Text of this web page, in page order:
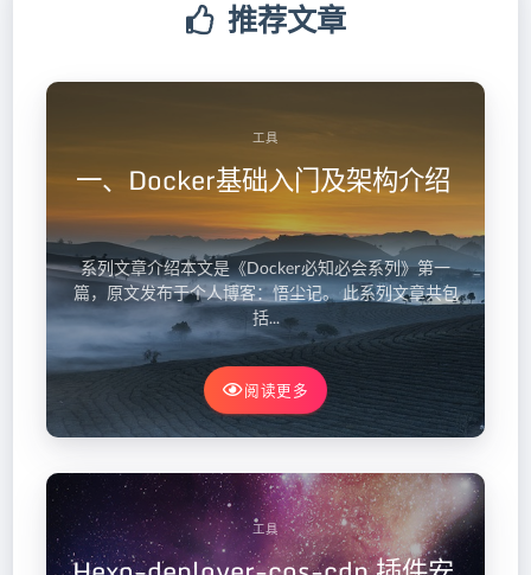
推荐文章
工具
一、Docker基础入门及架构介绍
系列文章介绍本文是《Docker必知必会系列》第一
篇，原文发布于个人博客：悟尘记。 此系列文章共包
括...
阅读更多
工具